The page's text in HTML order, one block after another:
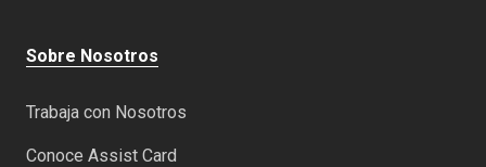
Sobre Nosotros
Trabaja con Nosotros
Conoce Assist Card